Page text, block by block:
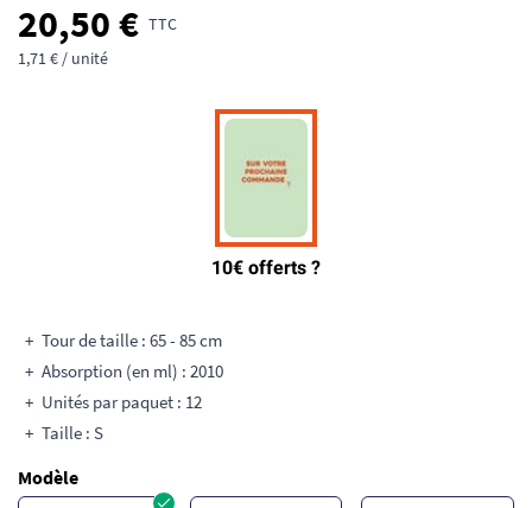
20,50 € TTC
1,71 € / unité
Tour de taille : 65 - 85 cm
Absorption (en ml) : 2010
Unités par paquet : 12
Taille : S
Modèle